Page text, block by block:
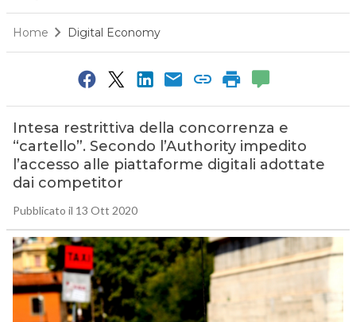
Home Digital Economy
Intesa restrittiva della concorrenza e
“cartello”. Secondo l’Authority impedito
l’accesso alle piattaforme digitali adottate
dai competitor
Pubblicato il 13 Ott 2020